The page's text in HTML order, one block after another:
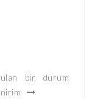
bir durum